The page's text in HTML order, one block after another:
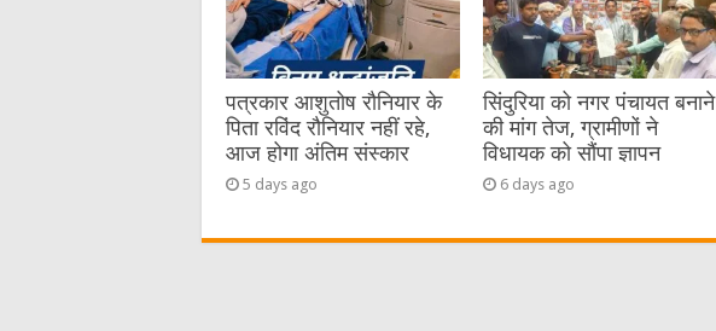
पत्रकार आशुतोष रौनियार के
पिता रविंद रौनियार नहीं रहे,
आज होगा अंतिम संस्कार
5 days ago
सिंदुरिया को नगर पंचायत बनाने
की मांग तेज, ग्रामीणों ने
विधायक को सौंपा ज्ञापन
6 days ago